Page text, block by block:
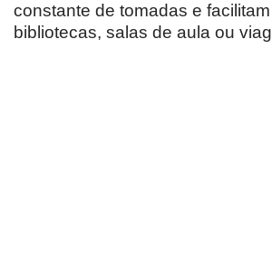
constante de tomadas e
bibliotecas, salas de aula ou